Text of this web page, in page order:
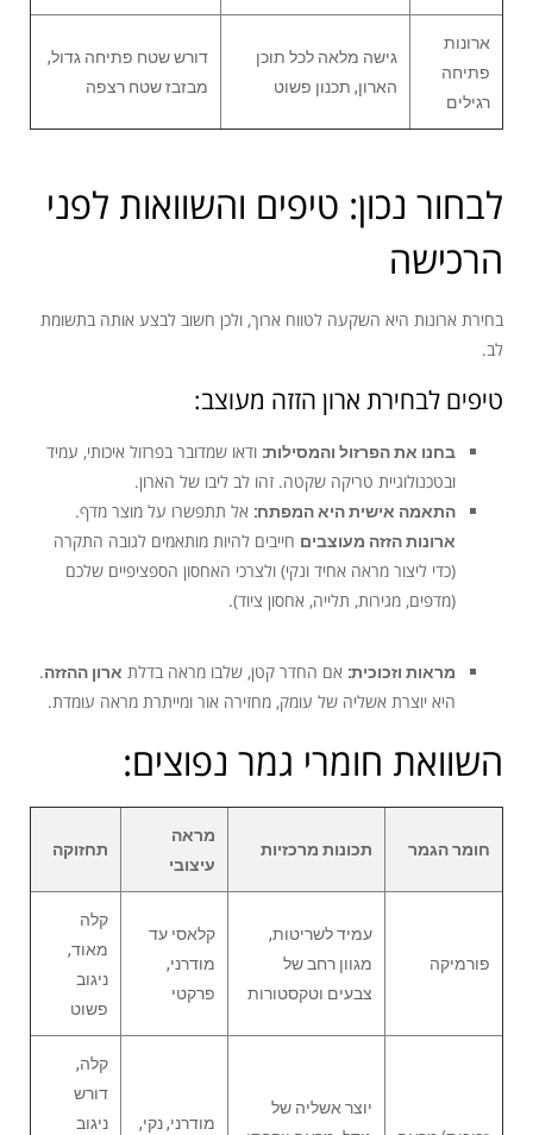
ארונות
פתיחה
רגילים
גישה מלאה לכל תוכן
הארון, תכנון פשוט
דורש שטח פתיחה גדול,
מבזבז שטח רצפה
לבחור נכון: טיפים והשוואות לפני
הרכישה
בחירת ארונות היא השקעה לטווח ארוך, ולכן חשוב לבצע אותה בתשומת
לב.
טיפים לבחירת ארון הזזה מעוצב:
בחנו את הפרזול והמסילות: ודאו שמדובר בפרזול איכותי, עמיד
ובטכנולוגיית טריקה שקטה. זהו לב ליבו של הארון.
התאמה אישית היא המפתח: אל תתפשרו על מוצר מדף.
ארונות הזזה מעוצבים חייבים להיות מותאמים לגובה התקרה
(כדי ליצור מראה אחיד ונקי) ולצרכי האחסון הספציפיים שלכם
(מדפים, מגירות, תלייה, אחסון ציוד).
מראות וזכוכית: אם החדר קטן, שלבו מראה בדלת ארון ההזזה.
היא יוצרת אשליה של עומק, מחזירה אור ומייתרת מראה עומדת.
השוואת חומרי גמר נפוצים:
חומר הגמר תכונות מרכזיות
מראה
עיצובי
תחזוקה
פורמיקה
עמיד לשריטות,
מגוון רחב של
צבעים וטקסטורות
קלאסי עד
מודרני,
פרקטי
קלה
מאוד,
ניגוב
פשוט
יוצר אשליה של
מודרני, נקי,
קלה,
דורש
ניגוב